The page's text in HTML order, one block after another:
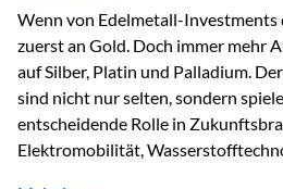
Wenn von Edelmetall-Investments
zuerst an Gold. Doch immer mehr
auf Silber, Platin und Palladium.
sind nicht nur selten, sondern
entscheidende Rolle in
Elektromobilität,